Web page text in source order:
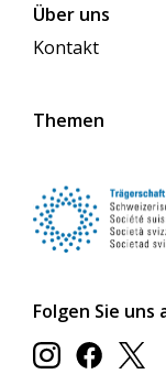
Über uns
Kontakt
Themen
Folgen Sie uns